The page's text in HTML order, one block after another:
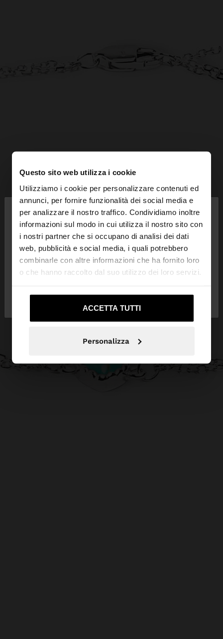
Questo sito web utilizza i cookie
Utilizziamo i cookie per personalizzare contenuti ed
annunci, per fornire funzionalità dei social media e
per analizzare il nostro traffico. Condividiamo inoltre
informazioni sul modo in cui utilizza il nostro sito con
i nostri partner che si occupano di analisi dei dati
web, pubblicità e social media, i quali potrebbero
combinarle con altre informazioni che ha fornito loro
o che hanno raccolto dal suo utilizzo dei loro servizi.
ACCETTA TUTTI
Personalizza
ciao ×
Stai accedendo al sito da Svizzera. Vuoi navigare
sul nostro sito United States?